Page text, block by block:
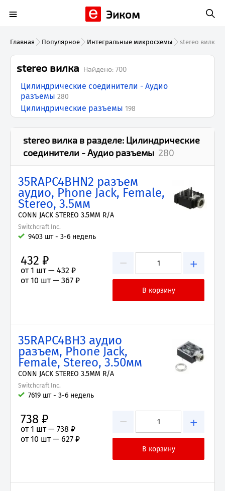
Эиком
Главная Популярное Интегральные микросхемы stereo вилка
stereo вилка Найдено:700
Цилиндрические соединители - Аудио
разъемы 280
Цилиндрические разъемы 198
stereo вилка в разделе: Цилиндрические
соединители - Аудио разъемы 280
35RAPC4BHN2 разъем
аудио, Phone Jack, Female,
Stereo, 3.5мм
CONN JACK STEREO 3.5MM R/A
Switchcraft Inc.
9403 шт - 3-6 недель
− +
432 ₽
от 1 шт — 432 ₽
от 10 шт — 367 ₽
35RAPC4BH3 аудио
разъем, Phone Jack,
Female, Stereo, 3.50мм
CONN JACK STEREO 3.5MM R/A
Switchcraft Inc.
7619 шт - 3-6 недель
− +
738 ₽
от 1 шт — 738 ₽
от 10 шт — 627 ₽